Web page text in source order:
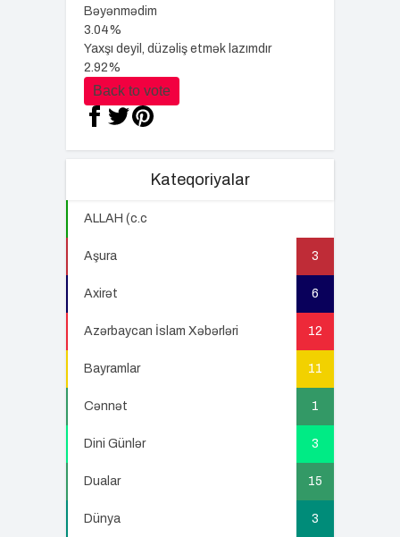
Bəyənmədim
3.04%
Yaxşı deyil, düzəliş etmək lazımdır
2.92%
Back to vote
Kateqoriyalar
ALLAH (c.c
Aşura 3
Axirət 6
Azərbaycan İslam Xəbərləri 12
Bayramlar 11
Cənnət 1
Dini Günlər 3
Dualar 15
Dünya 3